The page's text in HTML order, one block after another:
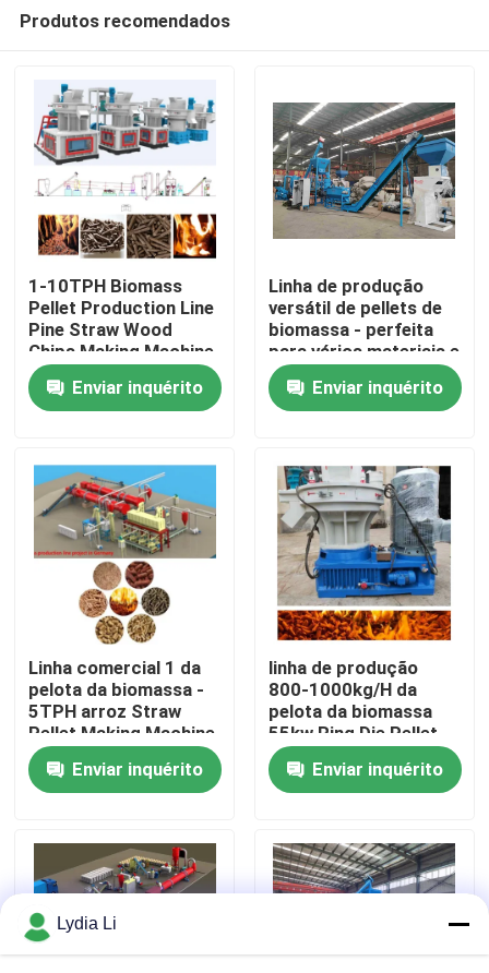
Casa
Produtos
Show de RV
Quem Somos
Fábrica
Controle de Qualidade
Fale Conosco
Máquina do moinho da pelota
Moinho de pellets de madeira
Produtos recomendados
1-10TPH Biomass
Pellet Production Line
Pine Straw Wood
Chips Making Machine
Enviar inquérito
Linha de produção
versátil de pellets de
biomassa - perfeita
para vários materiais e
aplicações de
biomassaEnviar inquérito
Linha comercial 1 da
pelota da biomassa -
5TPH arroz Straw
Pellet Making Machine
Enviar inquérito
linha de produção
800-1000kg/H da
pelota da biomassa
55kw Ring Die Pellet
Production Line
Enviar inquérito
Lydia Li